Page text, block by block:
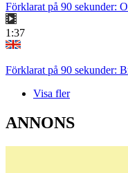
Förklarat på 90 sekunder:
1:37
Förklarat på 90 sekunder:
Visa fler
ANNONS